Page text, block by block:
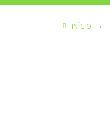
INÍCIO /